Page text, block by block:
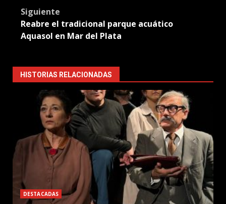
Siguiente
Reabre el tradicional parque acuático
Aquasol en Mar del Plata
HISTORIAS RELACIONADAS
DESTACADAS